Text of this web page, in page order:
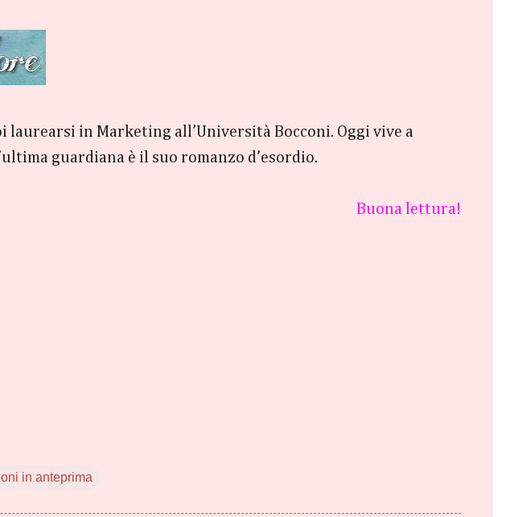
laurearsi in Marketing all’Università Bocconi. Oggi vive a
guardiana è il suo romanzo d’esordio.
Buona lettura!
in anteprima